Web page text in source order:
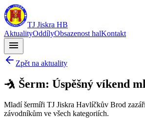
TJ Jiskra HB
AktualityOddílyObsazenost halKontakt
menu
Zpět na aktuality
🤺 Šerm: Úspěšný víkend
Mladí šermíři TJ Jiskra Havlíčkův Brod
závodníkům ve všech kategoriích.